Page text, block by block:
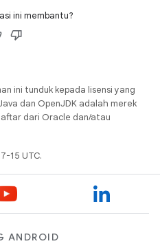
ini membantu?
ini tunduk kepada lisensi yang
dan OpenJDK adalah merek
dari Oracle dan/atau
15 UTC.
ANDROID